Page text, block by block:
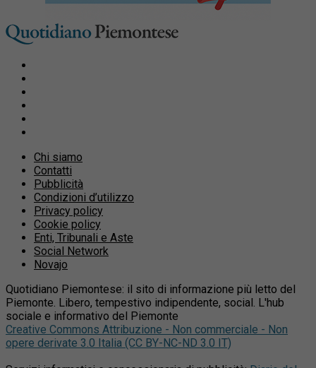
Chi siamo
Contatti
Pubblicità
Condizioni d’utilizzo
Privacy policy
Cookie policy
Enti, Tribunali e Aste
Social Network
Novajo
Quotidiano Piemontese: il sito di informazione più letto del
Piemonte. Libero, tempestivo indipendente, social. L'hub
sociale e informativo del Piemonte
Creative Commons Attribuzione - Non commerciale - Non
opere derivate 3.0 Italia (CC BY-NC-ND 3.0 IT)